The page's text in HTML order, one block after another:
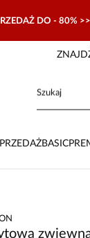
DO - 80% >>
BASIC